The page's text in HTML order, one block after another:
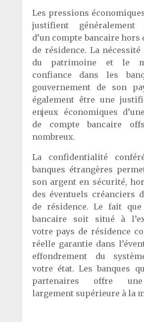
Les pressions
justifient généralement
d’un compte bancaire hors
de résidence. La
du patrimoine et le
confiance dans les
gouvernement de son
également être une
enjeux économiques
de compte bancaire
nombreux.
La confidentialité
banques étrangères
son argent en sécurité,
des éventuels créanciers
de résidence. Le fait
bancaire soit situé à
votre pays de résidence
réelle garantie dans
effondrement du
votre état. Les banques
partenaires offre
largement supérieure à la